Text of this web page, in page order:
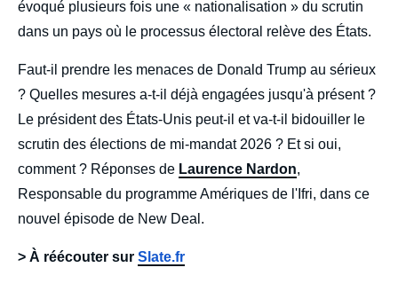
évoqué plusieurs fois une « nationalisation » du scrutin
dans un pays où le processus électoral relève des États.
Faut-il prendre les menaces de Donald Trump au sérieux
? Quelles mesures a-t-il déjà engagées jusqu'à présent ?
Le président des États-Unis peut-il et va-t-il bidouiller le
scrutin des élections de mi-mandat 2026 ? Et si oui,
comment ? Réponses de Laurence Nardon,
Responsable du programme Amériques de l'Ifri, dans ce
nouvel épisode de New Deal.
> À réécouter sur Slate.fr